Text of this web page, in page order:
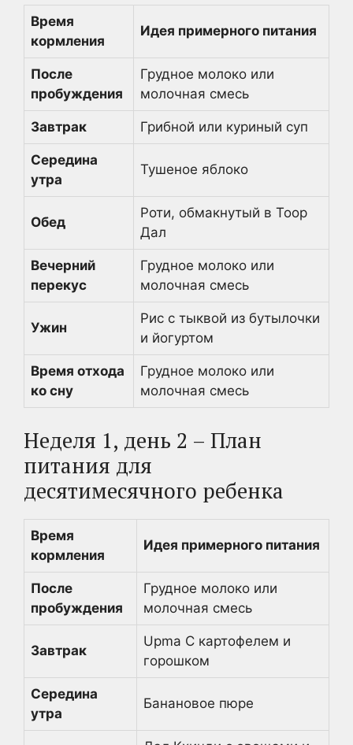
Время
кормления
Идея примерного питания
После
пробуждения
Грудное молоко или
молочная смесь
Завтрак Грибной или куриный суп
Середина
утра
Тушеное яблоко
Обед
Роти, обмакнутый в Тоор
Дал
Вечерний
перекус
Грудное молоко или
молочная смесь
Ужин
Рис с тыквой из бутылочки
и йогуртом
Время отхода
ко сну
Грудное молоко или
молочная смесь
Неделя 1, день 2 – План
питания для
десятимесячного ребенка
Время
кормления
Идея примерного питания
После
пробуждения
Грудное молоко или
молочная смесь
Завтрак
Upma С картофелем и
горошком
Середина
утра
Банановое пюре